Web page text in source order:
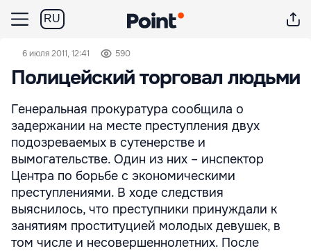
RU
6 июля 2011, 12:41 590
Полицейский торговал людьми
Генеральная прокуратура сообщила о
задержании на месте преступления двух
подозреваемых в сутенерстве и
вымогательстве. Один из них – инспектор
Центра по борьбе с экономическими
преступлениями. В ходе следствия
выяснилось, что преступники принуждали к
занятиям проституцией молодых девушек, в
том числе и несовершеннолетних. После